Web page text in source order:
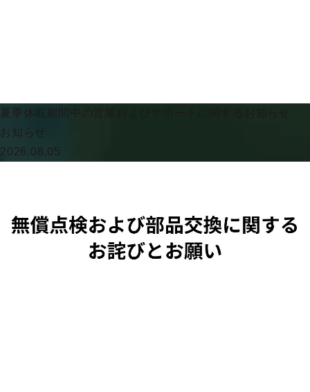
夏季休暇期間中の営業およびサポートに関するお知らせ
お知らせ
2026.08.05